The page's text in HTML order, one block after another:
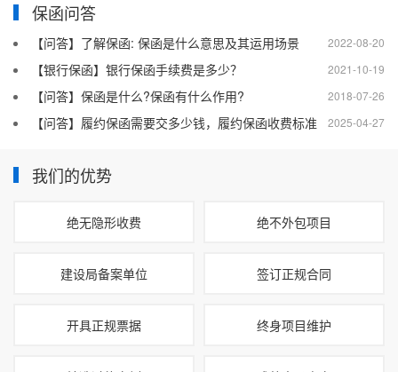
保函问答
2022-08-20
【问答】了解保函: 保函是什么意思及其运用场景
2021-10-19
【银行保函】银行保函手续费是多少？
2018-07-26
【问答】保函是什么?保函有什么作用?
2025-04-27
【问答】履约保函需要交多少钱，履约保函收费标准
我们的优势
绝无隐形收费 绝不外包项目
建设局备案单位 签订正规合同
开具正规票据 终身项目维护